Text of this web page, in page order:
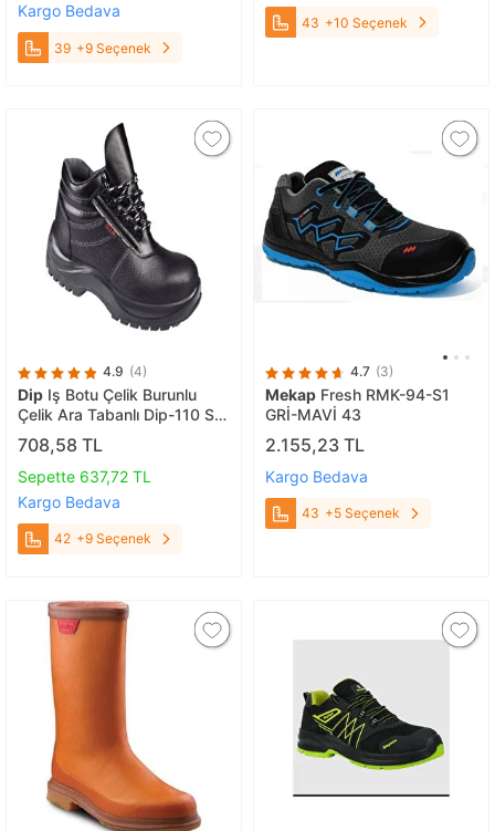
Kargo Bedava
39 +9 Seçenek
43 +10 Seçenek
4.9 (4)
Dip Iş Botu Çelik Burunlu
Çelik Ara Tabanlı Dip-110 S3
Çivi Batmaz 42
708,58 TL
Sepette 637,72 TL
Kargo Bedava
42 +9 Seçenek
4.7 (3)
Mekap Fresh RMK-94-S1
GRİ-MAVİ 43
2.155,23 TL
Kargo Bedava
43 +5 Seçenek